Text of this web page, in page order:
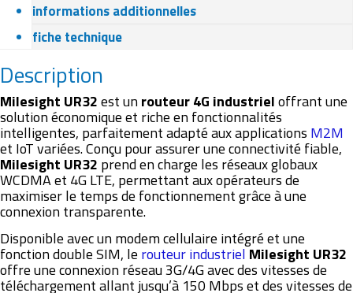
informations additionnelles
fiche technique
Description
Milesight UR32est unrouteur 4G industrieloffrant une
solution économique et riche en fonctionnalités
intelligentes, parfaitement adapté aux applications M2M
et IoT variées. Conçu pour assurer une connectivité fiable,
Milesight UR32 prend en charge les réseaux globaux
WCDMA et 4G LTE, permettant aux opérateurs de
maximiser le temps de fonctionnement grâce à une
connexion transparente.
Disponible avec un modem cellulaire intégré et une
fonction double SIM, le routeur industriel Milesight UR32
offre une connexion réseau 3G/4G avec des vitesses de
téléchargement allant jusqu’à 150 Mbps et des vitesses de